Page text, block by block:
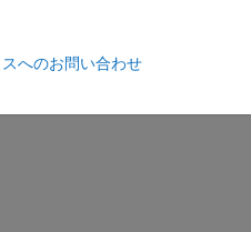
へのお問い合わせ